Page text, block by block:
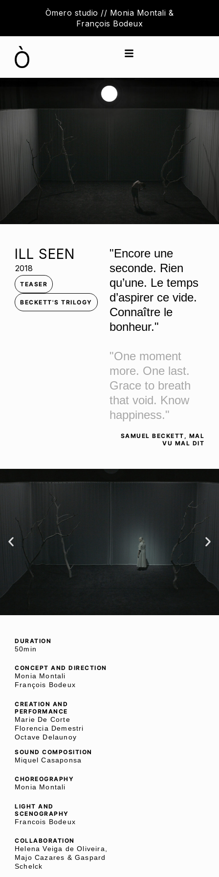
Òmero studio // Monia Montali &
François Bodeux
ILL SEEN
2018
TEASER
BECKETT'S TRILOGY
"Encore une
seconde. Rien
qu’une. Le temps
d’aspirer ce vide.
Connaître le
bonheur."
"One moment
more. One last.
Grace to breath
that void. Know
happiness."
SAMUEL BECKETT, MAL
VU MAL DIT
DURATION
50min
CONCEPT AND DIRECTION
Monia Montali
François Bodeux
CREATION AND
PERFORMANCE
Marie De Corte
Florencia Demestri
Octave Delaunoy
SOUND COMPOSITION
Miquel Casaponsa
CHOREOGRAPHY
Monia Montali
LIGHT AND
SCENOGRAPHY
Francois Bodeux
COLLABORATION
Helena Veiga de Oliveira,
Majo Cazares & Gaspard
Schelck